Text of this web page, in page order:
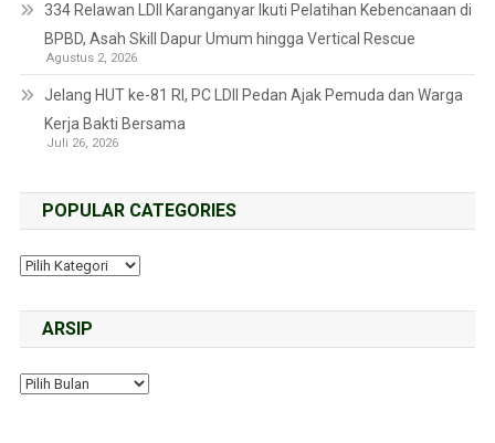
334 Relawan LDII Karanganyar Ikuti Pelatihan Kebencanaan di
BPBD, Asah Skill Dapur Umum hingga Vertical Rescue
Agustus 2, 2026
Jelang HUT ke-81 RI, PC LDII Pedan Ajak Pemuda dan Warga
Kerja Bakti Bersama
Juli 26, 2026
POPULAR CATEGORIES
ARSIP